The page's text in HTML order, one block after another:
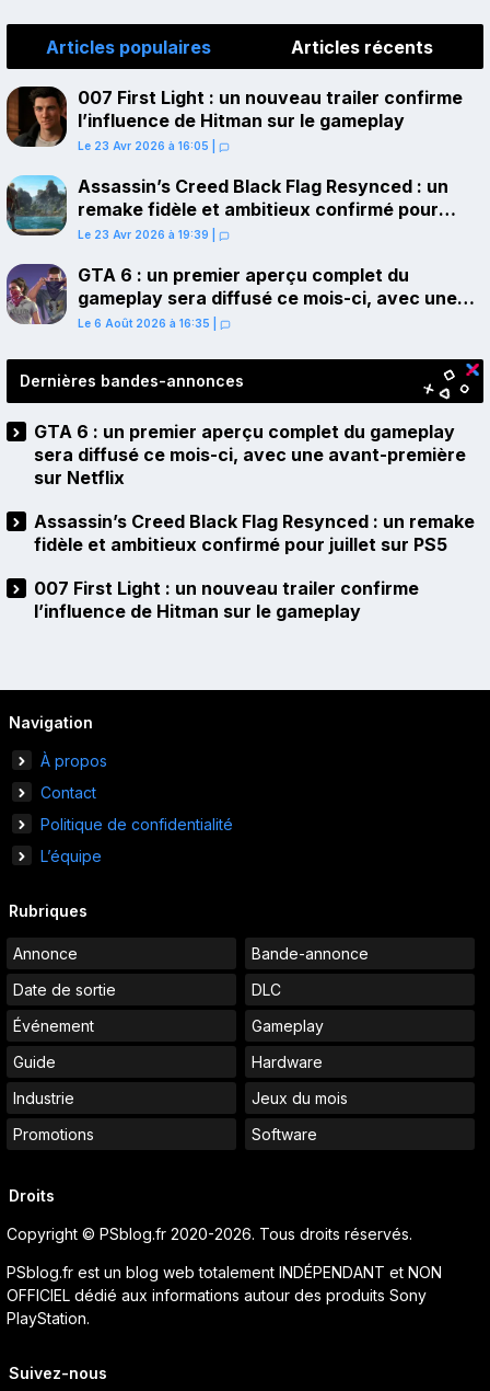
Articles populaires Articles récents
007 First Light : un nouveau trailer confirme
l’influence de Hitman sur le gameplay
Le 23 Avr 2026 à 16:05
Assassin’s Creed Black Flag Resynced : un
remake fidèle et ambitieux confirmé pour
juillet sur PS5
Le 23 Avr 2026 à 19:39
GTA 6 : un premier aperçu complet du
gameplay sera diffusé ce mois-ci, avec une
avant-première sur Netflix
Le 6 Août 2026 à 16:35
Dernières bandes-annonces
GTA 6 : un premier aperçu complet du gameplay
sera diffusé ce mois-ci, avec une avant-première
sur Netflix
Assassin’s Creed Black Flag Resynced : un remake
fidèle et ambitieux confirmé pour juillet sur PS5
007 First Light : un nouveau trailer confirme
l’influence de Hitman sur le gameplay
Navigation
À propos
Contact
Politique de confidentialité
L’équipe
Rubriques
Annonce
Bande-annonce
Date de sortie
DLC
Événement
Gameplay
Guide
Hardware
Industrie
Jeux du mois
Promotions
Software
Droits
Copyright © PSblog.fr 2020-2026. Tous droits réservés.
PSblog.fr est un blog web totalement INDÉPENDANT et NON
OFFICIEL dédié aux informations autour des produits Sony
PlayStation.
Suivez-nous